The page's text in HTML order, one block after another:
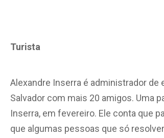
Turista
Alexandre Inserra é administrador de
Salvador com mais 20 amigos. Uma
Inserra, em fevereiro. Ele conta que
que algumas pessoas que só